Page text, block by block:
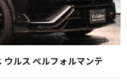
ルス ペルフォルマンテ